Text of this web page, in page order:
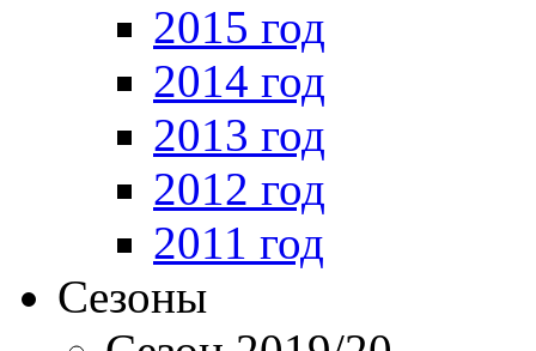
2015 год
2014 год
2013 год
2012 год
2011 год
Сезоны